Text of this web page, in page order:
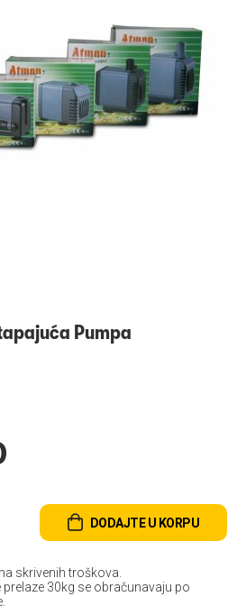
Pumpa
DODAJTE U KORPU
skrivenih troškova.
30kg se obračunavaju po